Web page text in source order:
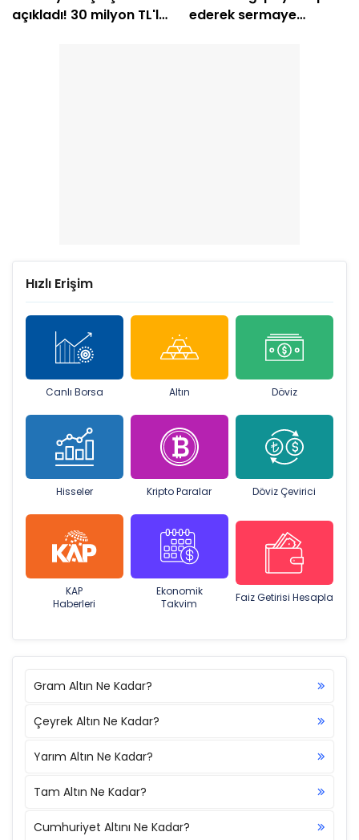
açıkladı! 30 milyon TL'lik
ederek sermaye
Hızlı Erişim
Canlı Borsa Altın Döviz
Hisseler Kripto Paralar Döviz Çevirici
KAP
Haberleri
Ekonomik
Takvim
Faiz Getirisi Hesapla
Gram Altın Ne Kadar?
Çeyrek Altın Ne Kadar?
Yarım Altın Ne Kadar?
Tam Altın Ne Kadar?
Cumhuriyet Altını Ne Kadar?